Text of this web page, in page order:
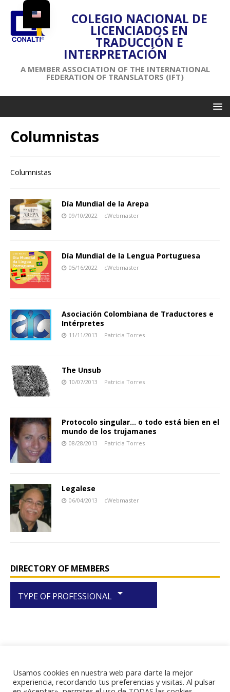
COLEGIO NACIONAL DE
LICENCIADOS EN
TRADUCCIÓN E
INTERPRETACIÓN
A MEMBER ASSOCIATION OF THE INTERNATIONAL
FEDERATION OF TRANSLATORS (IFT)
Columnistas
Columnistas
Día Mundial de la Arepa
09/10/2022 cWebmaster
Día Mundial de la Lengua Portuguesa
05/16/2022 cWebmaster
Asociación Colombiana de Traductores e
Intérpretes
11/11/2013 Patricia Torres
The Unsub
10/07/2013 Patricia Torres
Protocolo singular… o todo está bien en el
mundo de los trujamanes
08/28/2013 Patricia Torres
Legalese
06/04/2013 cWebmaster
DIRECTORY OF MEMBERS
TYPE OF PROFESSIONAL arrow_drop_down
RIF J-29438867-1
Usamos cookies en nuestra web para darte la mejor
experiencia, recordando tus preferencias y visitas. Al pulsar